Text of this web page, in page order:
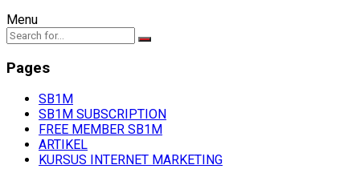
Menu
Pages
SB1M
SB1M SUBSCRIPTION
FREE MEMBER SB1M
ARTIKEL
KURSUS INTERNET MARKETING